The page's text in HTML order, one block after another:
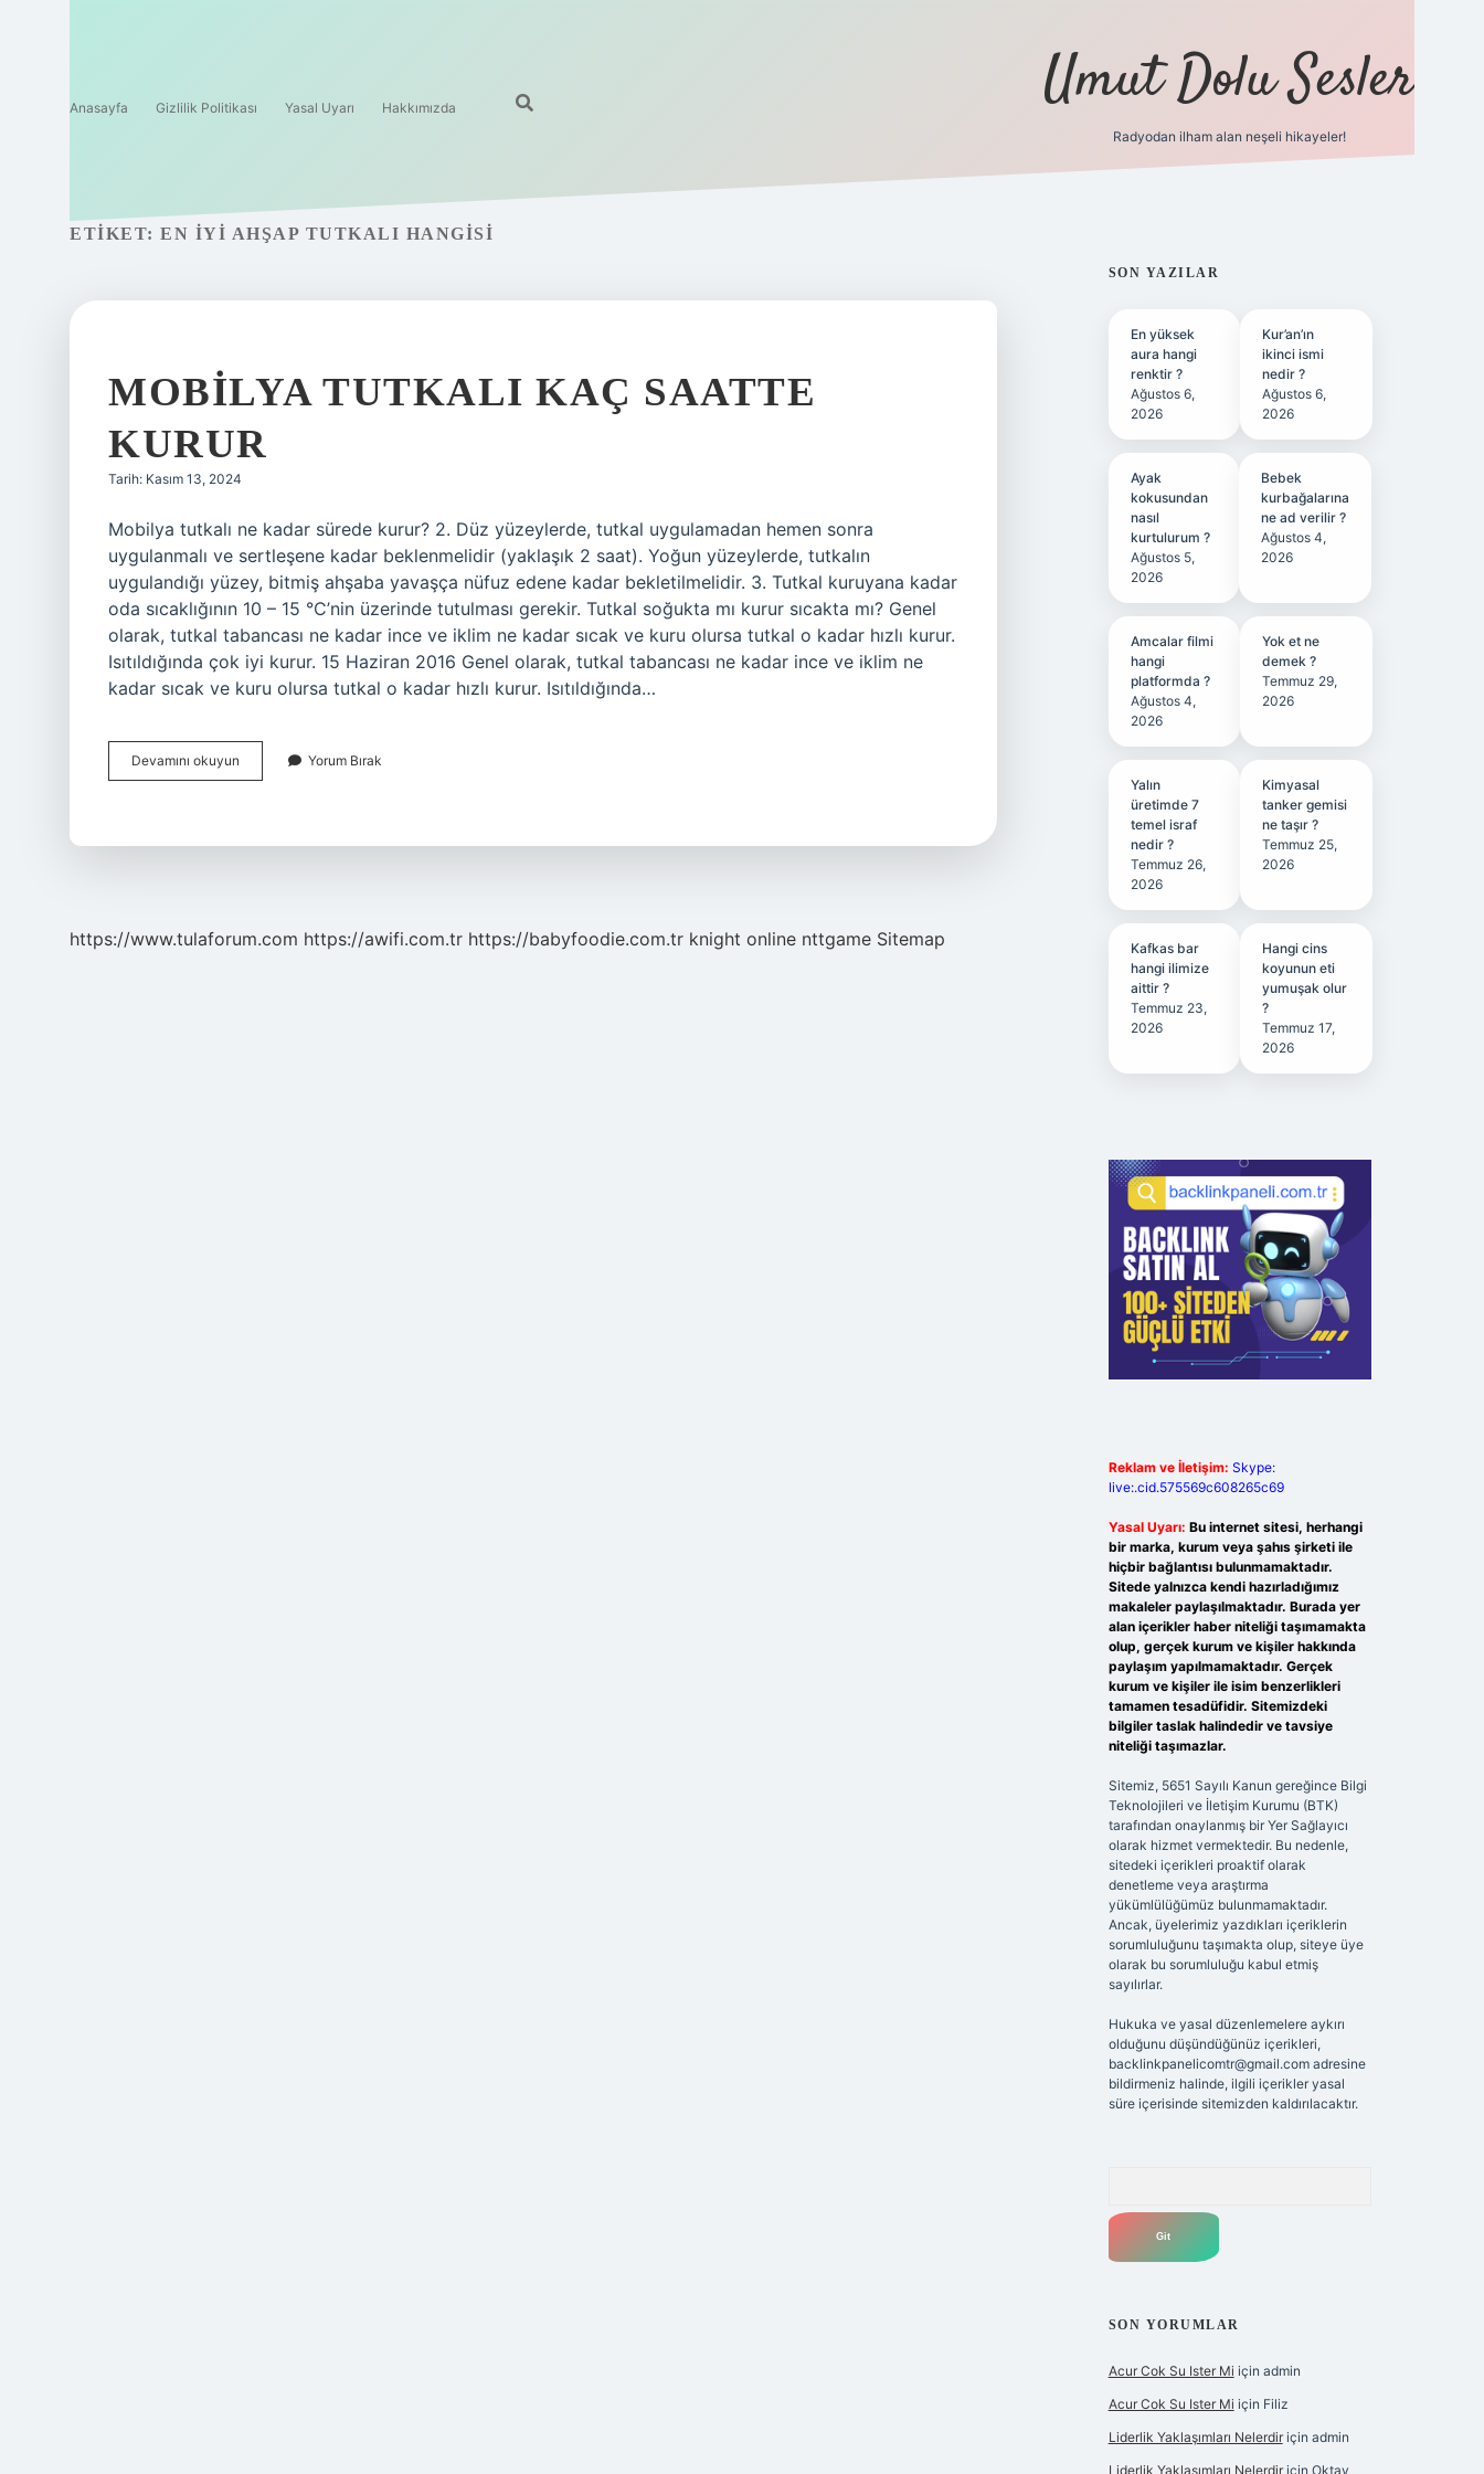
Anasayfa Gizlilik Politikası Yasal Uyarı Hakkımızda Umut Dolu Sesler
Radyodan ilham alan neşeli hikayeler!
ETIKET: EN IYI AHŞAP TUTKALI HANGISI
MOBILYA TUTKALI KAÇ SAATTE
KURUR
Tarih: Kasım 13, 2024
Mobilya tutkalı ne kadar sürede kurur? 2. Düz yüzeylerde, tutkal uygulamadan hemen sonra
uygulanmalı ve sertleşene kadar beklenmelidir (yaklaşık 2 saat). Yoğun yüzeylerde, tutkalın
uygulandığı yüzey, bitmiş ahşaba yavaşça nüfuz edene kadar bekletilmelidir. 3. Tutkal kuruyana kadar
oda sıcaklığının 10 – 15 °C’nin üzerinde tutulması gerekir. Tutkal soğukta mı kurur sıcakta mı? Genel
olarak, tutkal tabancası ne kadar ince ve iklim ne kadar sıcak ve kuru olursa tutkal o kadar hızlı kurur.
Isıtıldığında çok iyi kurur. 15 Haziran 2016 Genel olarak, tutkal tabancası ne kadar ince ve iklim ne
kadar sıcak ve kuru olursa tutkal o kadar hızlı kurur. Isıtıldığında…
Devamını okuyun
Tutkalı
Yorum Bırak
https://www.tulaforum.com https://awifi.com.tr https://babyfoodie.com.tr knight online nttgame Sitemap
SIDEBAR
SON YAZILAR
En yüksek
aura hangi
renktir ?
Ağustos 6,
2026
Kur’an’ın
ikinci ismi
nedir ?
Ağustos 6,
2026
Ayak
kokusundan
nasıl
kurtulurum ?
Ağustos 5,
2026
Bebek
kurbağalarına
ne ad verilir ?
Ağustos 4,
2026
Amcalar filmi
hangi
platformda ?
Ağustos 4,
2026
Yok et ne
demek ?
Temmuz 29,
2026
Yalın
üretimde 7
temel israf
nedir ?
Temmuz 26,
2026
Kimyasal
tanker gemisi
ne taşır ?
Temmuz 25,
2026
Kafkas bar
hangi ilimize
aittir ?
Temmuz 23,
2026
Hangi cins
koyunun eti
yumuşak olur
?
Temmuz 17,
2026
Reklam ve İletişim: Skype:
live:.cid.575569c608265c69
Yasal Uyarı: Bu internet sitesi, herhangi
bir marka, kurum veya şahıs şirketi ile
hiçbir bağlantısı bulunmamaktadır.
Sitede yalnızca kendi hazırladığımız
makaleler paylaşılmaktadır. Burada yer
alan içerikler haber niteliği taşımamakta
olup, gerçek kurum ve kişiler hakkında
paylaşım yapılmamaktadır. Gerçek
kurum ve kişiler ile isim benzerlikleri
tamamen tesadüfidir. Sitemizdeki
bilgiler taslak halindedir ve tavsiye
niteliği taşımazlar.
Sitemiz, 5651 Sayılı Kanun gereğince Bilgi
Teknolojileri ve İletişim Kurumu (BTK)
tarafından onaylanmış bir Yer Sağlayıcı
olarak hizmet vermektedir. Bu nedenle,
sitedeki içerikleri proaktif olarak
denetleme veya araştırma
yükümlülüğümüz bulunmamaktadır.
Ancak, üyelerimiz yazdıkları içeriklerin
sorumluluğunu taşımakta olup, siteye üye
olarak bu sorumluluğu kabul etmiş
sayılırlar.
Hukuka ve yasal düzenlemelere aykırı
olduğunu düşündüğünüz içerikleri,
backlinkpanelicomtr@gmail.comadresine
bildirmeniz halinde, ilgili içerikler yasal
süre içerisinde sitemizden kaldırılacaktır.
SON YORUMLAR
Acur Cok Su Ister Mi için admin
Acur Cok Su Ister Mi için Filiz
Liderlik Yaklaşımları Nelerdiriçin admin
Liderlik Yaklaşımları Nelerdiriçin Oktay